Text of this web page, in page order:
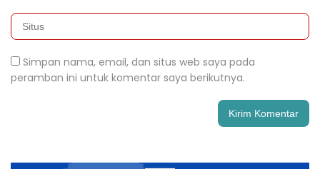
Simpan nama, email, dan situs web saya pada
peramban ini untuk komentar saya berikutnya.